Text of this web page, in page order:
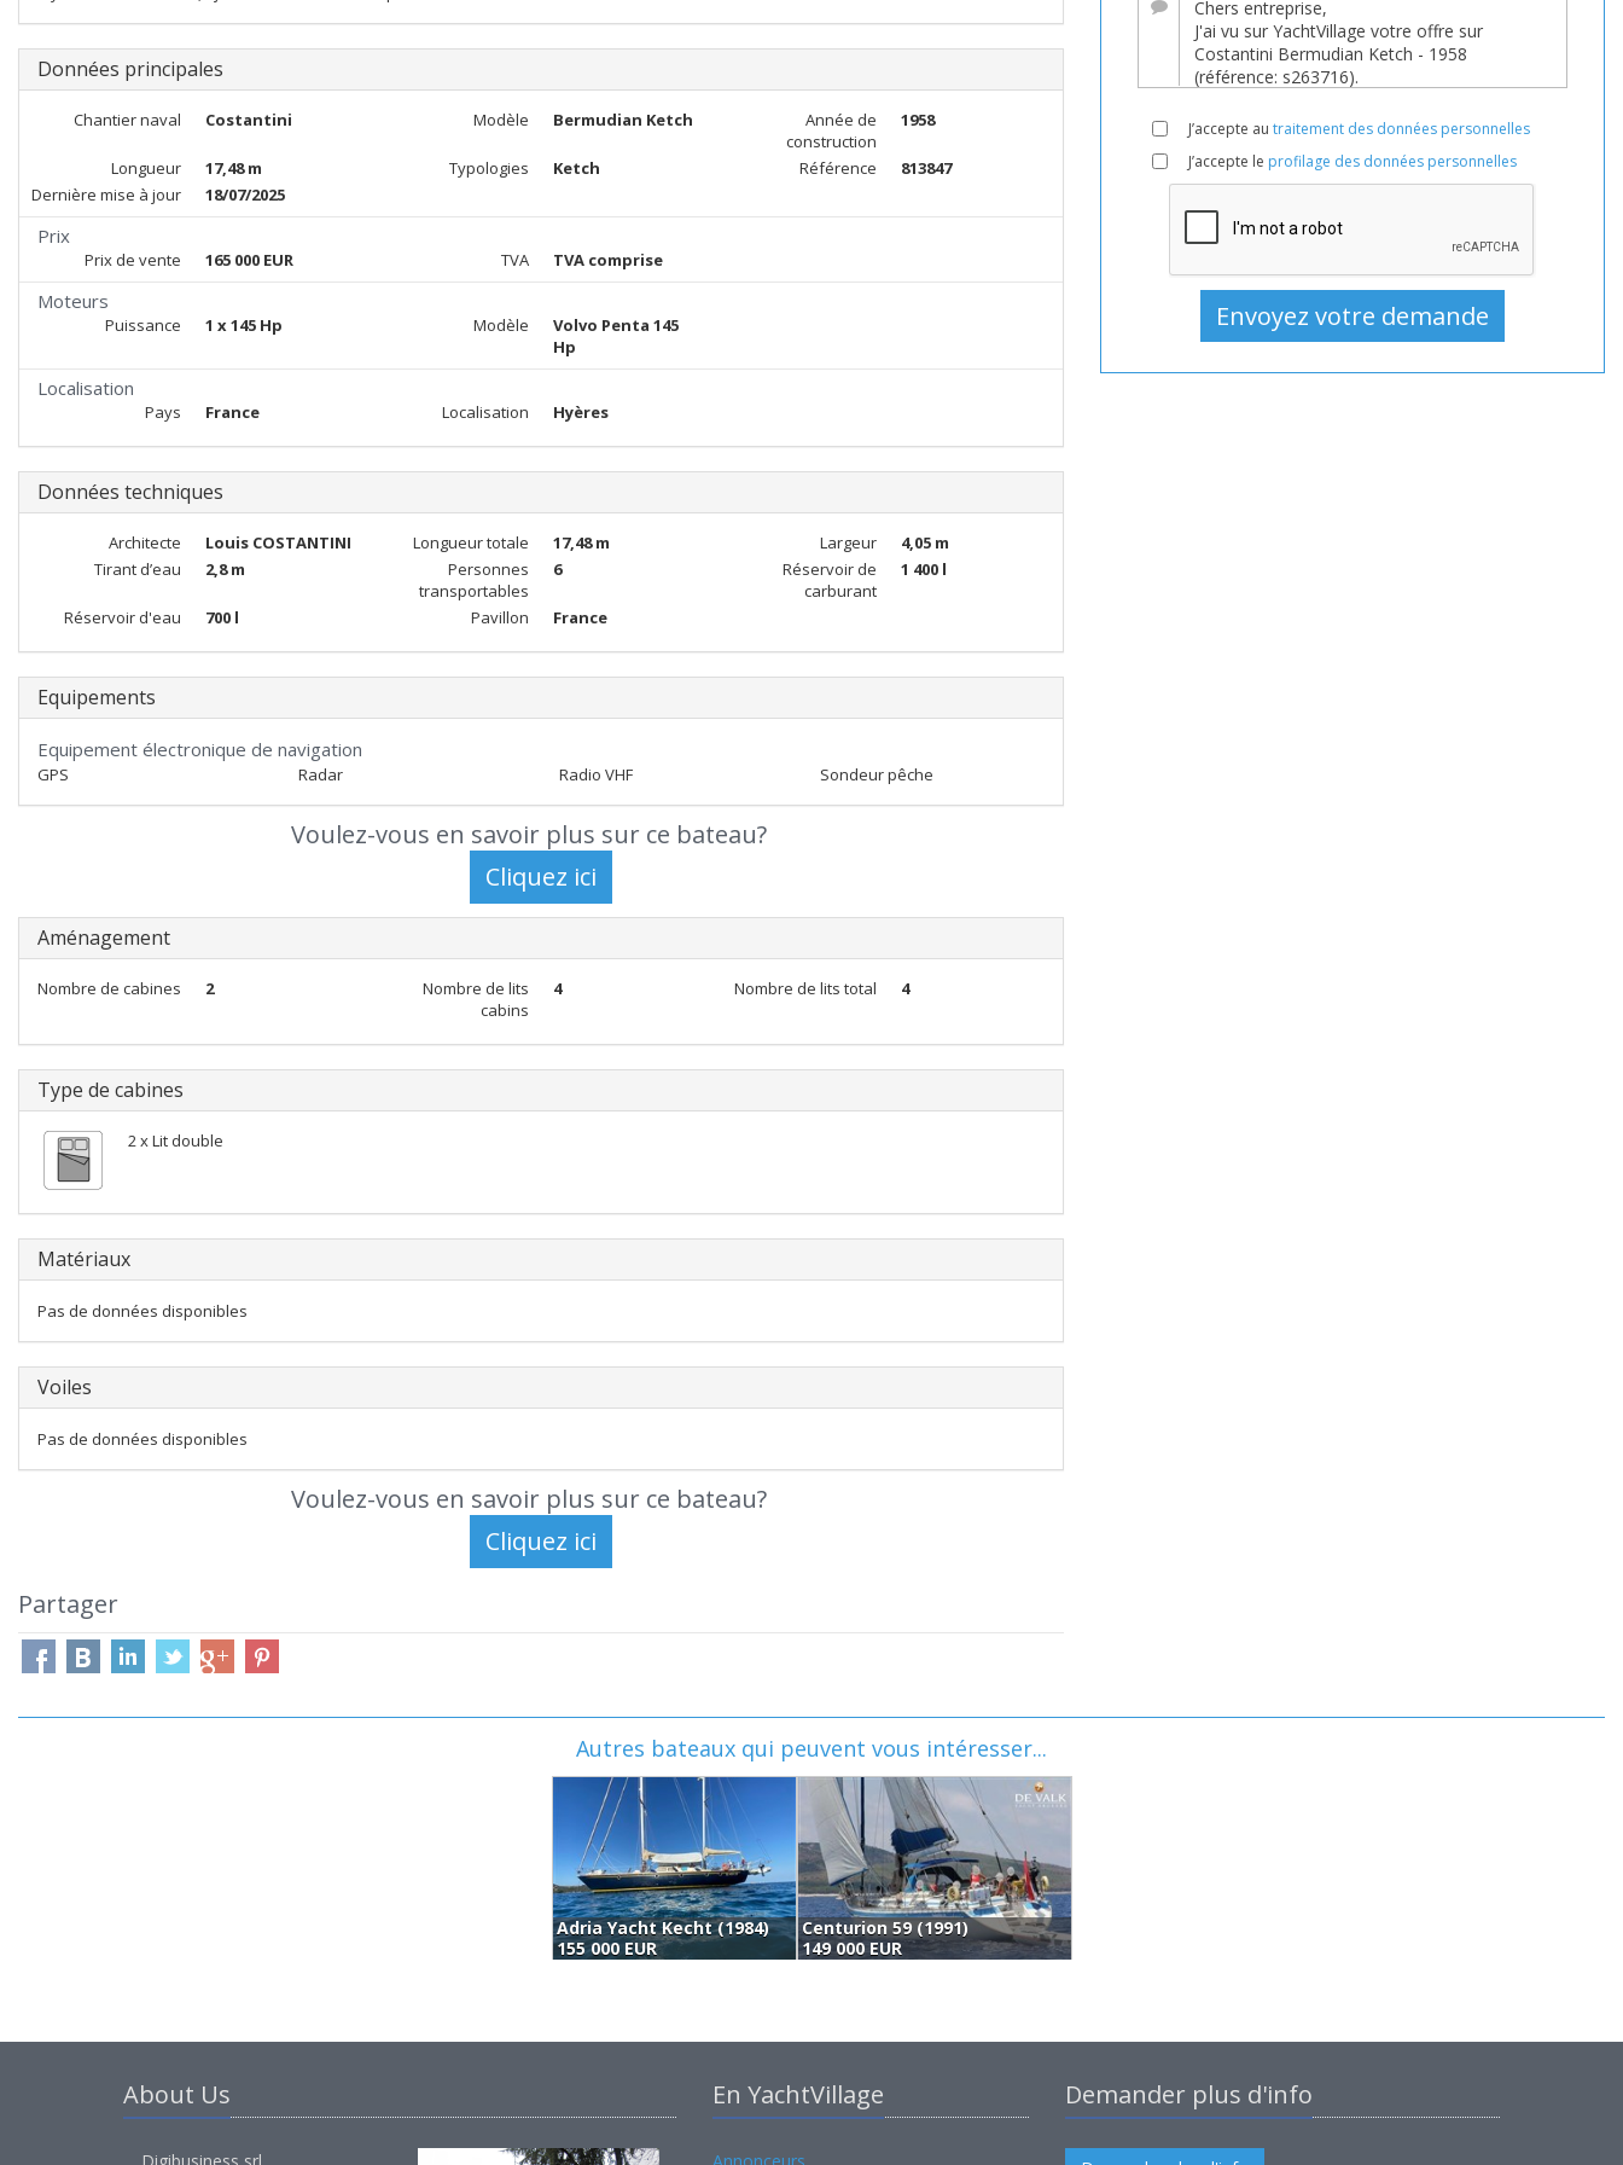
En
vente,
Bateaux
Voilier
En
D'occasion,
Bateaux
à
voiles
Données principales
Chantier naval Costantini Modèle Bermudian Ketch
Année de
construction
1958
Longueur 17,48 m Typologies Ketch Référence
813847
Dernière mise à jour
18/07/2025
Prix
Prix de vente 165 000 EUR TVA TVA comprise
Moteurs
Puissance 1 x 145 Hp Modèle
Volvo Penta 145
Hp
Localisation
Pays France Localisation Hyères
Données techniques
Architecte Louis COSTANTINI Longueur totale 17,48 m Largeur
4,05 m
Tirant d’eau
2,8 m
Personnes
transportables
6
Réservoir de
carburant
1 400 l
Réservoir d'eau 700 l Pavillon France
Equipements
Equipement électronique de navigation
GPS Radar Radio VHF Sondeur pêche
Voulez-vous en savoir plus sur ce bateau?
Aménagement
Nombre de cabines 2
Nombre de lits
cabins
4 Nombre de lits total 4
Type de cabines
2 x Lit double
Matériaux
Pas de données disponibles
Voiles
Pas de données disponibles
Voulez-vous en savoir plus sur ce bateau?
Partager
J’accepte au traitement des données personnelles
J’accepte le profilage des données personnelles
Autres bateaux qui peuvent vous intéresser...
Adria Yacht Kecht (1984)
155 000 EUR
Centurion 59 (1991)
149 000 EUR
About Us En YachtVillage Demander plus d'info